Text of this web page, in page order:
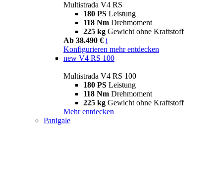
Multistrada V4 RS
180 PS Leistung
118 Nm Drehmoment
225 kg Gewicht ohne Kraftstoff
Ab 38.490 € i
Konfigurieren mehr entdecken
new V4 RS 100
Multistrada V4 RS 100
180 PS Leistung
118 Nm Drehmoment
225 kg Gewicht ohne Kraftstoff
Mehr entdecken
Panigale